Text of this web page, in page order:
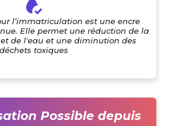
l’immatriculation est une encre
Elle permet une réduction de la
de l'eau et une diminution des
déchets toxiques
Possible depuis